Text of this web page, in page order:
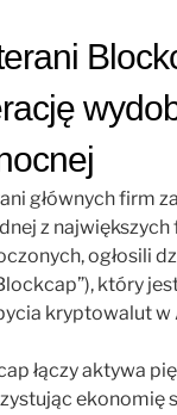
głównych firm
z
ogłosili
który
kryptowalut w
łączy aktywa
ekonomię